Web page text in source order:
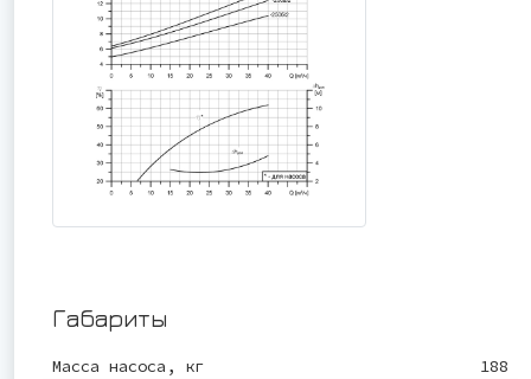
Габариты
Масса насоса, кг 188